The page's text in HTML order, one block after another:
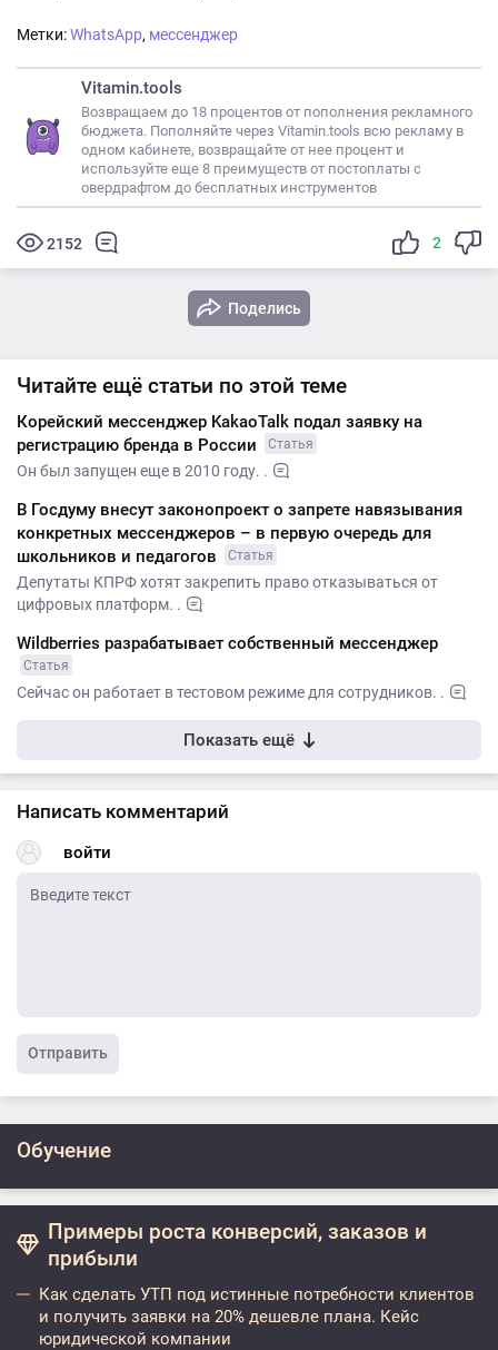
Метки:WhatsApp, мессенджер
Vitamin.tools
Возвращаем до 18 процентов от пополнения рекламного
бюджета. Пополняйте через Vitamin.tools всю рекламу в
одном кабинете, возвращайте от нее процент и
используйте еще 8 преимуществ от постоплаты с
овердрафтом до бесплатных инструментов
2152 2
Поделись
Читайте ещё статьи по этой теме
Корейский мессенджер KakaoTalk подал заявку на
регистрацию бренда в России
Статья
Он был запущен еще в 2010 году. .
В Госдуму внесут законопроект о запрете навязывания
конкретных мессенджеров – в первую очередь для
школьников и педагогов
Статья
Депутаты КПРФ хотят закрепить право отказываться от
цифровых платформ. .
Wildberries разрабатывает собственный мессенджер
Статья
Сейчас он работает в тестовом режиме для сотрудников. .
Показать ещё
Написать комментарий
войти
Отправить
Обучение
Примеры роста конверсий, заказов и
прибыли
Как сделать УТП под истинные потребности клиентов
и получить заявки на 20% дешевле плана. Кейс
юридической компании